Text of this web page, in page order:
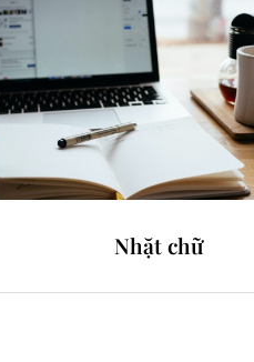
Nhặt chữ